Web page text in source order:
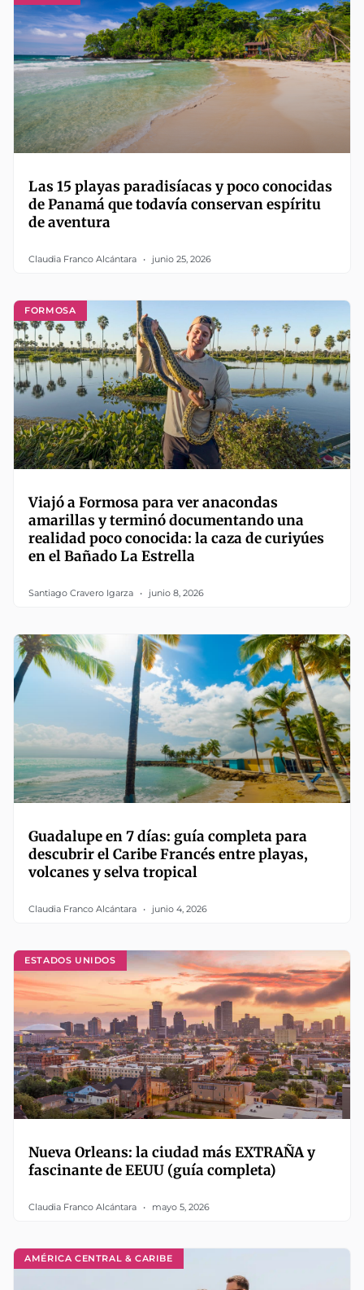
Las 15 playas paradisíacas y poco conocidas
de Panamá que todavía conservan espíritu
de aventura
Claudia Franco Alcántara junio 25, 2026
FORMOSA
Viajó a Formosa para ver anacondas
amarillas y terminó documentando una
realidad poco conocida: la caza de curiyúes
en el Bañado La Estrella
Santiago Cravero Igarza junio 8, 2026
Guadalupe en 7 días: guía completa para
descubrir el Caribe Francés entre playas,
volcanes y selva tropical
Claudia Franco Alcántara junio 4, 2026
ESTADOS UNIDOS
Nueva Orleans: la ciudad más EXTRAÑA y
fascinante de EEUU (guía completa)
Claudia Franco Alcántara mayo 5, 2026
AMÉRICA CENTRAL & CARIBE